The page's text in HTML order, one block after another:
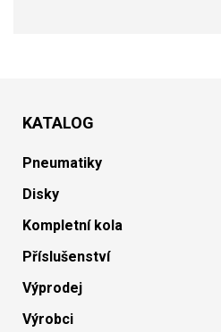
KATALOG
Pneumatiky
Disky
Kompletní kola
Příslušenství
Výprodej
Výrobci